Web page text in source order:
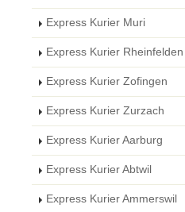
Express Kurier Muri
Express Kurier Rheinfelden
Express Kurier Zofingen
Express Kurier Zurzach
Express Kurier Aarburg
Express Kurier Abtwil
Express Kurier Ammerswil